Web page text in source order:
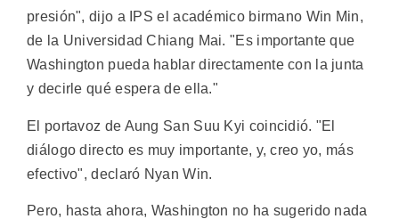
presión", dijo a IPS el académico birmano Win Min,
de la Universidad Chiang Mai. "Es importante que
Washington pueda hablar directamente con la junta
y decirle qué espera de ella."
El portavoz de Aung San Suu Kyi coincidió. "El
diálogo directo es muy importante, y, creo yo, más
efectivo", declaró Nyan Win.
Pero, hasta ahora, Washington no ha sugerido nada